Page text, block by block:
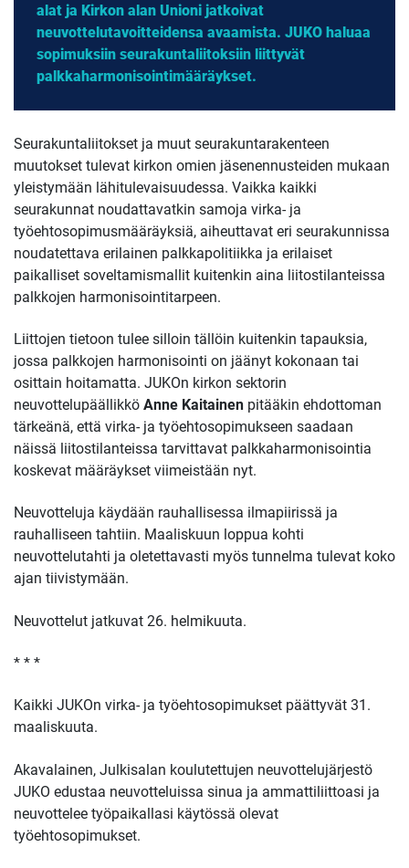
alat ja Kirkon alan Unioni jatkoivat
neuvottelutavoitteidensa avaamista. JUKO haluaa
sopimuksiin seurakuntaliitoksiin liittyvät
palkkaharmonisointimääräykset.
Seurakuntaliitokset ja muut seurakuntarakenteen
muutokset tulevat kirkon omien jäsenennusteiden mukaan
yleistymään lähitulevaisuudessa. Vaikka kaikki
seurakunnat noudattavatkin samoja virka- ja
työehtosopimusmääräyksiä, aiheuttavat eri seurakunnissa
noudatettava erilainen palkkapolitiikka ja erilaiset
paikalliset soveltamismallit kuitenkin aina liitostilanteissa
palkkojen harmonisointitarpeen.
Liittojen tietoon tulee silloin tällöin kuitenkin tapauksia,
jossa palkkojen harmonisointi on jäänyt kokonaan tai
osittain hoitamatta. JUKOn kirkon sektorin
neuvottelupäällikkö Anne Kaitainen pitääkin ehdottoman
tärkeänä, että virka- ja työehtosopimukseen saadaan
näissä liitostilanteissa tarvittavat palkkaharmonisointia
koskevat määräykset viimeistään nyt.
Neuvotteluja käydään rauhallisessa ilmapiirissä ja
rauhalliseen tahtiin. Maaliskuun loppua kohti
neuvottelutahti ja oletettavasti myös tunnelma tulevat koko
ajan tiivistymään.
Neuvottelut jatkuvat 26. helmikuuta.
* * *
Kaikki JUKOn virka- ja työehtosopimukset päättyvät 31.
maaliskuuta.
Akavalainen, Julkisalan koulutettujen neuvottelujärjestö
JUKO edustaa neuvotteluissa sinua ja ammattiliittoasi ja
neuvottelee työpaikallasi käytössä olevat
työehtosopimukset.